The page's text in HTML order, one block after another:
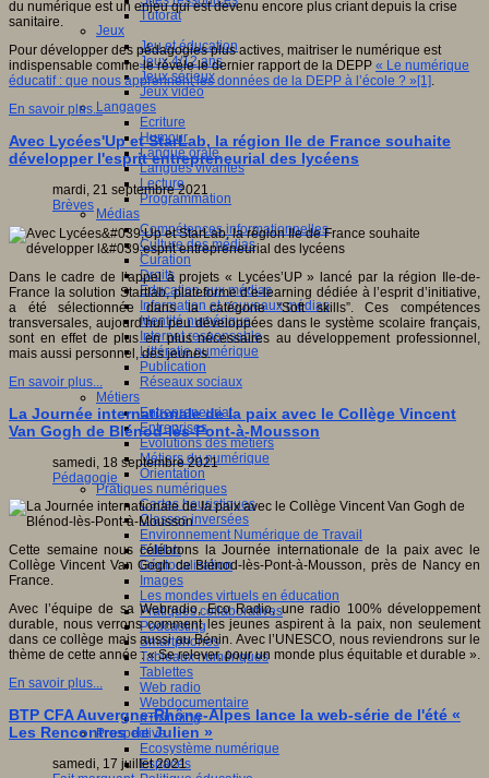
Tutorat
Jeux
Jeu et éducation
Jeux 4/12 ans
Jeux sérieux
Jeux vidéo
Langages
Ecriture
Humour
Langue orale
Langues vivantes
Lecture
Programmation
Médias
Compétences informationnelles
Culture des médias
Curation
Droits
Education aux médias
Information et nouveaux médias
Identité numérique
Internet responsable
Littératie numérique
Publication
Réseaux sociaux
Métiers
Entrepreneuriat
Entreprises
Evolutions des métiers
Métiers du numérique
Orientation
Pratiques numériques
Cartes heuristiques
Classes inversées
Environnement Numérique de Travail
Fablab
Géolocalisation
Images
Les mondes virtuels en éducation
Pratiques collaboratives
Podcasting
Smartphones
Tableaux numériques
Tablettes
Web radio
Webdocumentaire
eTwinning
Prospective
Ecosystème numérique
Espaces
du numérique est un enjeu qui est devenu encore plus criant depuis la crise
sanitaire.
Pour développer des pédagogies plus actives, maitriser le numérique est
indispensable comme le révèle le dernier rapport de la DEPP « Le numérique
éducatif : que nous apprennent les données de la DEPP à l’école ? »[1].
En savoir plus...
Avec Lycées'Up et StarLab, la région Ile de France souhaite
développer l'esprit entrepreneurial des lycéens
mardi, 21 septembre 2021
Brèves
Dans le cadre de l’appel à projets « Lycées’UP » lancé par la région Ile-de-
France la solution Startlab, plateforme d’e-learning dédiée à l’esprit d’initiative,
a été sélectionnée dans la catégorie “Soft skills”. Ces compétences
transversales, aujourd’hui peu développées dans le système scolaire français,
sont en effet de plus en plus nécessaires au développement professionnel,
mais aussi personnel, des jeunes.
En savoir plus...
La Journée internationale de la paix avec le Collège Vincent
Van Gogh de Blénod-lès-Pont-à-Mousson
samedi, 18 septembre 2021
Pédagogie
Cette semaine nous célébrons la Journée internationale de la paix avec le
Collège Vincent Van Gogh de Blénod-lès-Pont-à-Mousson, près de Nancy en
France.
Avec l’équipe de sa Webradio, Eco Radio, une radio 100% développement
durable, nous verrons comment les jeunes aspirent à la paix, non seulement
dans ce collège mais aussi au Bénin. Avec l’UNESCO, nous reviendrons sur le
thème de cette année : « Se relever, pour un monde plus équitable et durable ».
En savoir plus...
BTP CFA Auvergne-Rhône-Alpes lance la web-série de l'été «
Les Rencontres de Julien »
samedi, 17 juillet 2021